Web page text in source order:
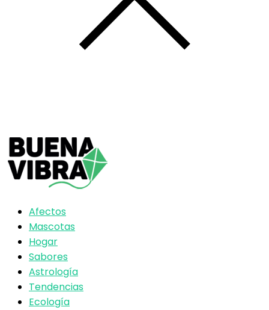
Afectos
Mascotas
Hogar
Sabores
Astrología
Tendencias
Ecología